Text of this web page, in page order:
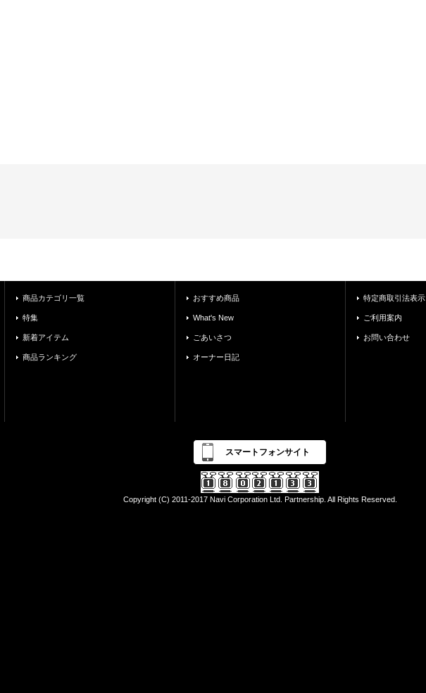
商品カテゴリ一覧
特集
新着アイテム
商品ランキング
おすすめ商品
What's New
ごあいさつ
オーナー日記
特定商取引法表示
ご利用案内
お問い合わせ
スマートフォンサイト
Copyright (C) 2011-2017 Navi Corporation Ltd. Partnership. All Rights Reserved.